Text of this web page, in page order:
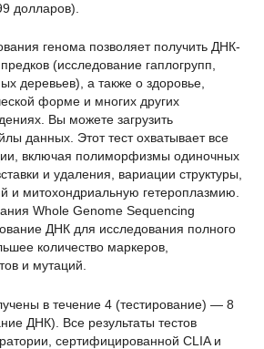
долларов).
генома позволяет получить ДНК-
(исследование гаплогрупп,
деревьев), а также о здоровье,
форме и многих других
Вы можете загрузить
данных. Этот тест охватывает все
включая полиморфизмы одиночных
и удаления, вариации структуры,
и митохондриальную гетероплазмию.
Whole Genome Sequencing
ДНК для исследования полного
количество маркеров,
и мутаций.
в течение 4 (тестирование) — 8
ДНК). Все результаты тестов
сертифицированной CLIA и